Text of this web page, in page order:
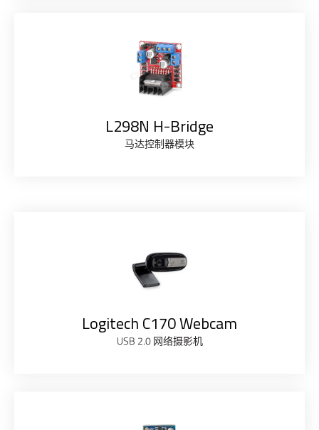
L298N H-Bridge
马达控制器模块
Logitech C170 Webcam
USB 2.0 网络摄影机